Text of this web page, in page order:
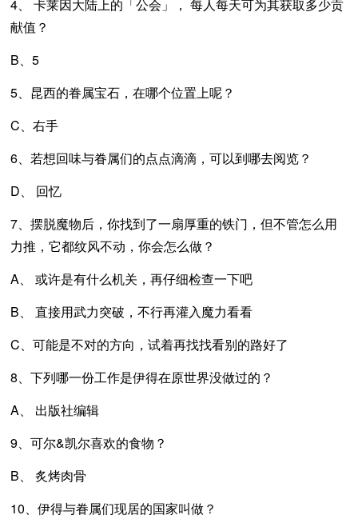
4、 卡莱因大陆上的「公会」， 每人每天可为其获取多少贡
献值？
B、5
5、昆西的眷属宝石，在哪个位置上呢？
C、右手
6、若想回味与眷属们的点点滴滴，可以到哪去阅览？
D、 回忆
7、摆脱魔物后，你找到了一扇厚重的铁门，但不管怎么用
力推，它都纹风不动，你会怎么做？
A、 或许是有什么机关，再仔细检查一下吧
B、 直接用武力突破，不行再灌入魔力看看
C、可能是不对的方向，试着再找找看别的路好了
8、下列哪一份工作是伊得在原世界没做过的？
A、 出版社编辑
9、可尔&凯尔喜欢的食物？
B、 炙烤肉骨
10、伊得与眷属们现居的国家叫做？